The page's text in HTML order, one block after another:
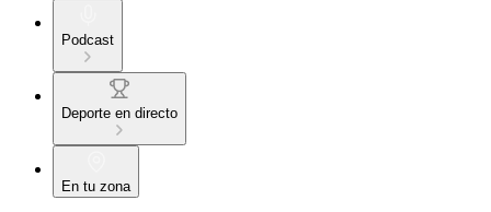
Podcast
Deporte en directo
En tu zona